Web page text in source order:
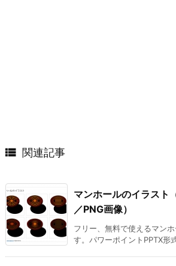
 関連記事
マンホールのイラスト
／PNG画像）
フリー、無料で使えるマン
す。パワーポイントPPTX形